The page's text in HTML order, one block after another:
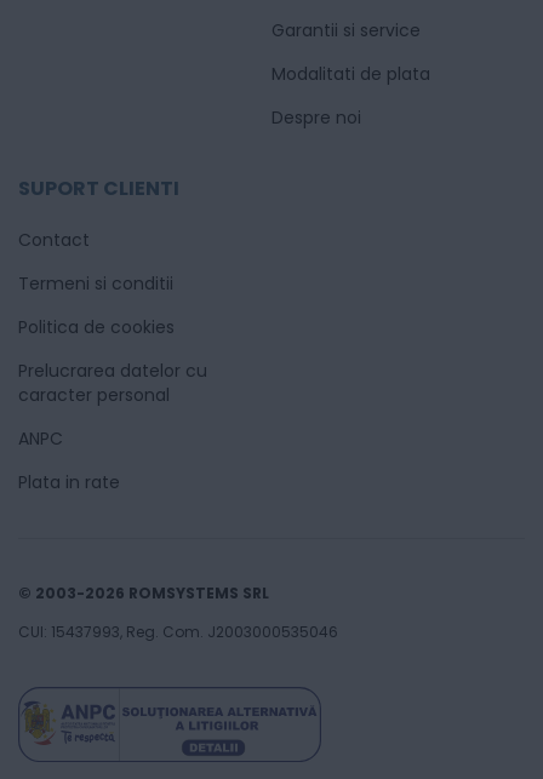
Garantii si service
Modalitati de plata
Despre noi
SUPORT CLIENTI
Contact
Termeni si conditii
Politica de cookies
Prelucrarea datelor cu
caracter personal
ANPC
Plata in rate
© 2003-2026 ROMSYSTEMS SRL
CUI: 15437993, Reg. Com. J2003000535046